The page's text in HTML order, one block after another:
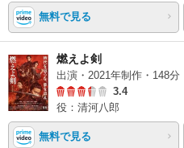
無料で見る
燃えよ剣
出演・2021年制作・148分
3.4
役：清河八郎
無料で見る